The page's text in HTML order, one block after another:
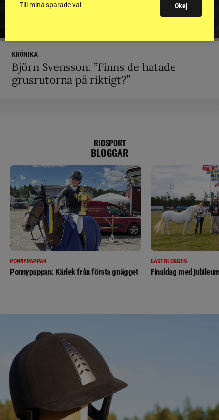
KRÖNIKA
Björn Svensson: ”Finns de hatade
grusrutorna på riktigt?”
RIDSPORT
BLOGGAR
PONNYPAPPAN
Ponnypappan: Kärlek från första gnägget
GÄSTBLOGGEN
Finaldag med
Till mina sparade val Okej